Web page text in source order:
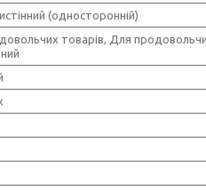
(односторонній)
товарів, Для